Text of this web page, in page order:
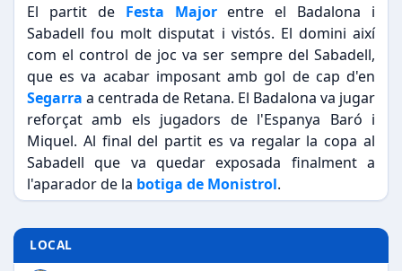
El partit de Festa Majorentre el Badalona i
Sabadell fou molt disputat i vistós. El domini així
com el control de joc va ser sempre del Sabadell,
que es va acabar imposant amb gol de cap d'en
Segarra a centrada de Retana. El Badalona va jugar
reforçat amb els jugadors de l'Espanya Baró i
Miquel. Al final del partit es va regalar la copa al
Sabadell que va quedar exposada finalment a
l'aparador de la botiga de Monistrol.
LOCAL